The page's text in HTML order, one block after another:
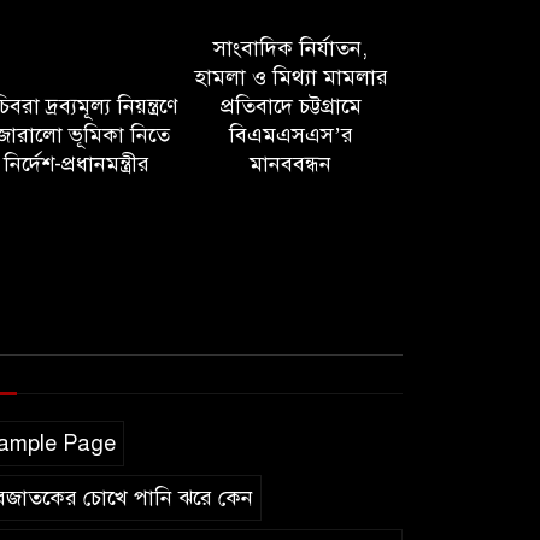
দ্রব্যমূল্য নিয়ন্ত্রণে
ভূমিকা নিতে
নির্দেশ-প্রধানমন্ত্রীর
সাংবাদিক নির্যাতন,
হামলা ও মিথ্যা মামলার
প্রতিবাদে চট্টগ্রামে
বিএমএসএস’র
মানববন্ধন
Page
চোখে পানি ঝরে কেন